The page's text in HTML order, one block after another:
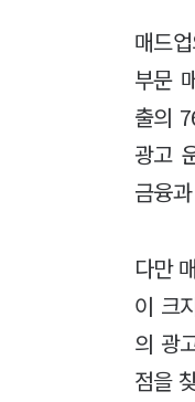
매드
부문
출의
광고
금융
다만
이 크
의 광
점을